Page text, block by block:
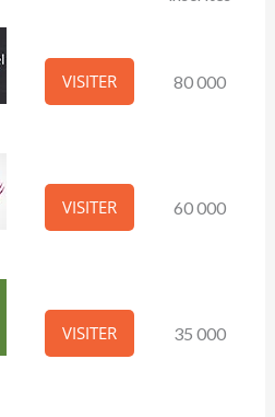
VISITER 80 000
VISITER 60 000
VISITER 35 000